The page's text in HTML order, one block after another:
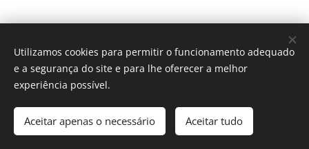
Adicionar ao carrinho
fabrico x medida
Cookies
Utilizamos cookies para permitir o funcionamento adequado
e a segurança do site e para lhe oferecer a melhor
experiência possível.
Aceitar apenas o necessário Aceitar tudo